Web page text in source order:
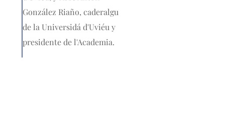
González Riaño, caderalgu
de la Universidá d'Uviéu y
presidente de l'Academia.